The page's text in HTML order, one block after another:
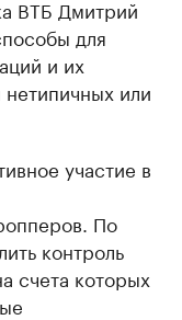
ВТБ Дмитрий
для
и их
нетипичных или
участие в
По
контроль
счета которых